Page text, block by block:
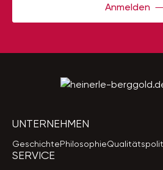
Anmelden
UNTERNEHMEN
GeschichtePhilosophie
SERVICE